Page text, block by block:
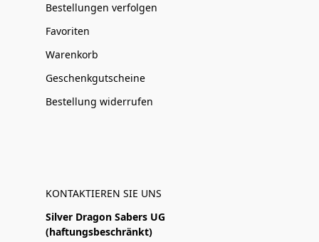
Bestellungen verfolgen
Favoriten
Warenkorb
Geschenkgutscheine
Bestellung widerrufen
KONTAKTIEREN SIE UNS
Silver Dragon Sabers UG
(haftungsbeschränkt)